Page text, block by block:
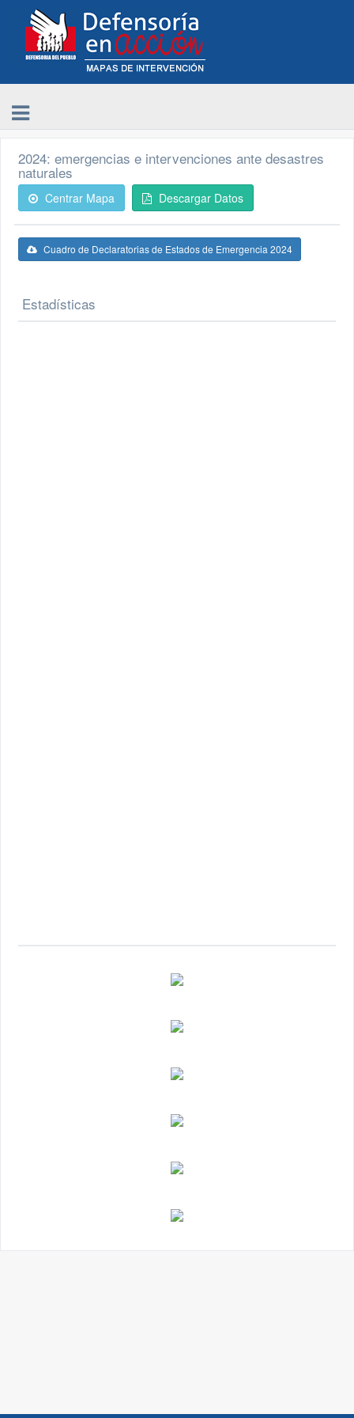
2024: emergencias e intervenciones ante desastres
naturales
Centrar Mapa Descargar Datos
Cuadro de Declaratorias de Estados de Emergencia 2024
Estadísticas